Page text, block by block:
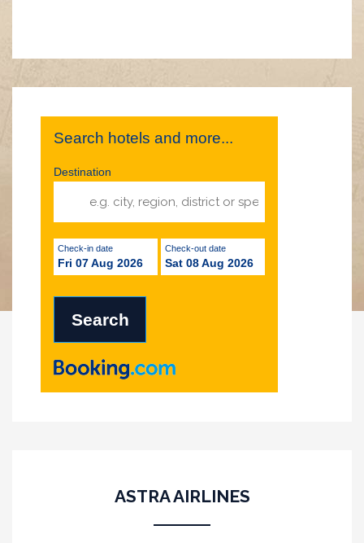
Search hotels and more...
Destination
Check-in date
Fri 07 Aug 2026
Check-out date
Sat 08 Aug 2026
ASTRA AIRLINES